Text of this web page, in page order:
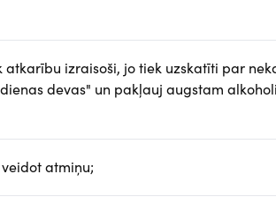
izraisoši, jo tiek uzskatīti par
devas" un pakļauj augstam
atmiņu;